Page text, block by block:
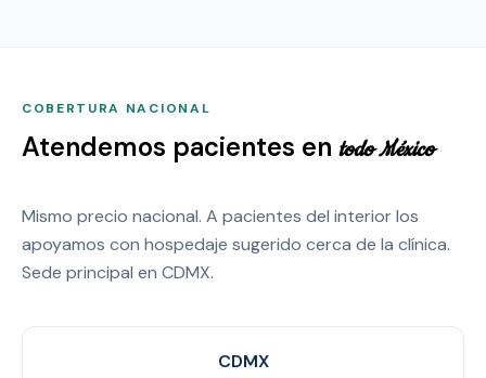
COBERTURA NACIONAL
Atendemos pacientes en todo México
Mismo precio nacional. A pacientes del interior los
apoyamos con hospedaje sugerido cerca de la clínica.
Sede principal en CDMX.
CDMX